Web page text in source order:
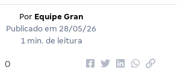
Por Equipe Gran
Publicado em 28/05/26
1 min. de leitura
0